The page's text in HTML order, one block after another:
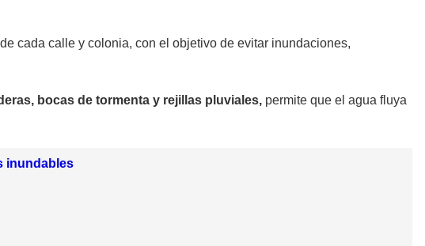
cada calle y colonia, con el objetivo de evitar inundaciones,
bocas de tormenta y rejillas pluviales, permite que el agua fluya
inundables